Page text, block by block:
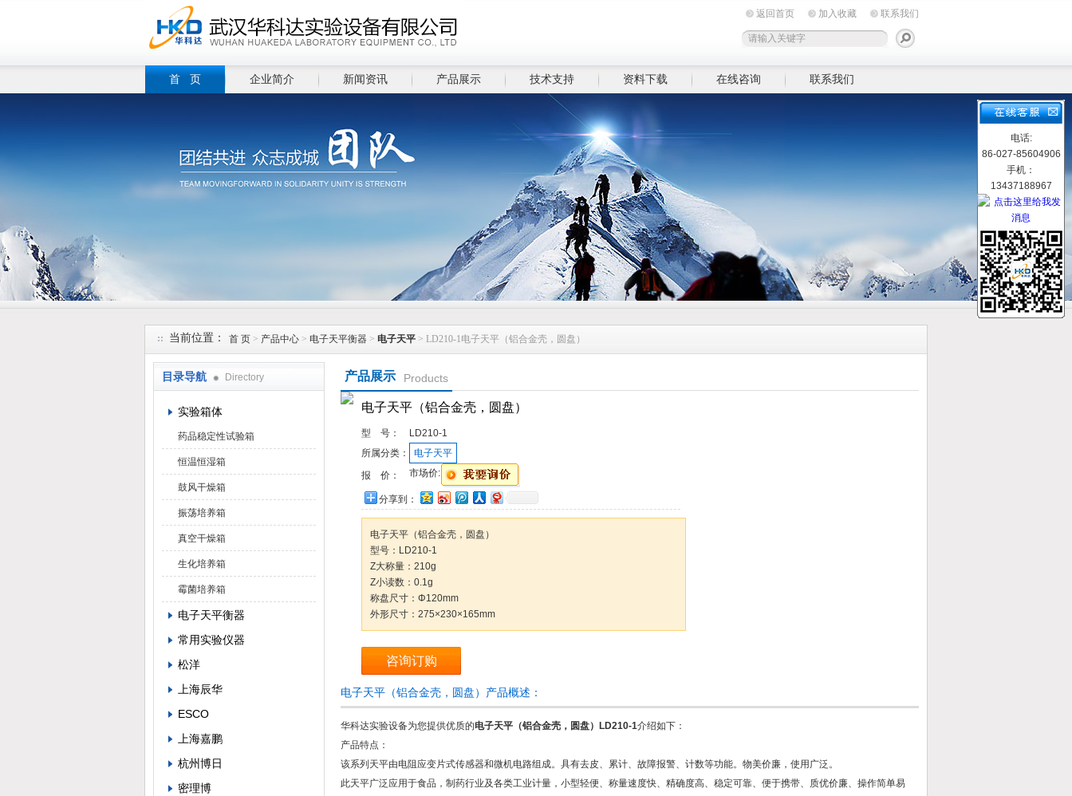
返回首页 加入收藏 联系我们
首 页 企业简介 新闻资讯 产品展示 技术支持 资料下载 在线咨询 联系我们
当前位置： 首 页 > 产品中心 > 电子天平衡器 > 电子天平 > LD210-1电子天平（铝合金壳，圆盘）
目录导航 Directory
实验箱体
药品稳定性试验箱
恒温恒湿箱
鼓风干燥箱
振荡培养箱
真空干燥箱
生化培养箱
霉菌培养箱
电子天平衡器
常用实验仪器
松洋
上海辰华
ESCO
上海嘉鹏
杭州博日
密理博
产品展示 Products
电子天平（铝合金壳，圆盘）
型 号：
LD210-1
所属分类：
电子天平
报 价：
市场价:
分享到：
电子天平（铝合金壳，圆盘）
型号：LD210-1
Z大称量：210g
Z小读数：0.1g
称盘尺寸：Φ120mm
外形尺寸：275×230×165mm
咨询订购
电子天平（铝合金壳，圆盘）产品概述：
华科达实验设备为您提供优质的电子天平（铝合金壳，圆盘）LD210-1介绍如下：
产品特点：
该系列天平由电阻应变片式传感器和微机电路组成。具有去皮、累计、故障报警、计数等功能。物美价廉，使用广泛。
此天平广泛应用于食品，制药行业及各类工业计量，小型轻便、称量速度快、精确度高、稳定可靠、便于携带、质优价廉、操作简单易
电话:
86-027-85604906
手机：
13437188967